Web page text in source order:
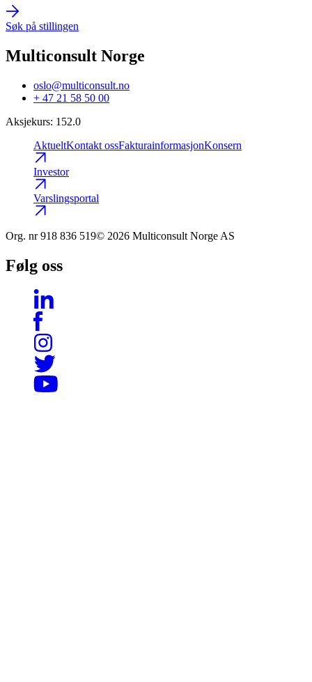
Søk på stillingen
Multiconsult Norge
oslo@multiconsult.no
+ 47 21 58 50 00
Aksjekurs: 152.0
AktueltKontakt ossFakturainformasjonKonsern
Investor
Varslingsportal
Org. nr 918 836 519© 2026 Multiconsult Norge AS
Følg oss